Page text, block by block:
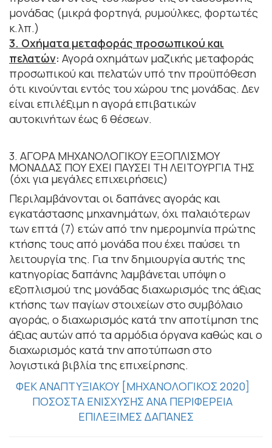
μονάδας (μικρά φορτηγά, ρυμούλκες, φορτωτές
κ.λπ.)
3. Οχήματα μεταφοράς προσωπικού και
πελατών: Αγορά οχημάτων μαζικής μεταφοράς
προσωπικού και πελατών υπό την προϋπόθεση
ότι κινούνται εντός του χώρου της μονάδας. Δεν
είναι επιλέξιμη η αγορά επιβατικών
αυτοκινήτων έως 6 θέσεων.
3. ΑΓΟΡΑ ΜΗΧΑΝΟΛΟΓΙΚΟΥ ΕΞΟΠΛΙΣΜΟΥ
ΜΟΝΑΔΑΣ ΠΟΥ ΕΧΕΙ ΠΑΥΣΕΙ ΤΗ ΛΕΙΤΟΥΡΓΙΑ ΤΗΣ
(όχι για μεγάλες επιχειρήσεις)
Περιλαμβάνονται οι δαπάνες αγοράς και
εγκατάστασης μηχανημάτων, όχι παλαιότερων
των επτά (7) ετών από την ημερομηνία πρώτης
κτήσης τους από μονάδα που έχει παύσει τη
λειτουργία της. Για την δημιουργία αυτής της
κατηγορίας δαπάνης λαμβάνεται υπόψη ο
εξοπλισμού της μονάδας διαχωρισμός της άξιας
κτήσης των παγίων στοιχείων στο συμβόλαιο
αγοράς, ο διαχωρισμός κατά την αποτίμηση της
άξιας αυτών από τα αρμόδια όργανα καθώς και ο
διαχωρισμός κατά την αποτύπωση στο
λογιστικά βιβλία της επιχείρησης.
ΦΕΚ ΑΝΑΠΤΥΞΙΑΚΟΥ [ΜΗΧΑΝΟΛΟΓΙΚΟΣ 2020]
ΠΟΣΟΣΤΑ ΕΝΙΣΧΥΣΗΣ ΑΝΑ ΠΕΡΙΦΕΡΕΙΑ
ΕΠΙΛΕΞΙΜΕΣ ΔΑΠΑΝΕΣ